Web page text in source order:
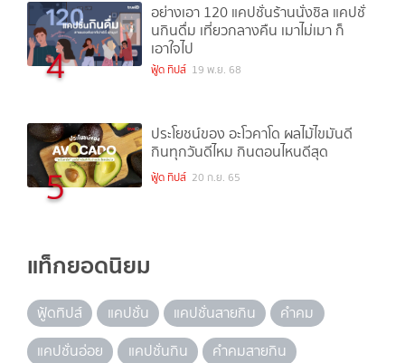
4
อย่างเอา 120 แคปชั่นร้านนั่งชิล แคปชั่
นกินดื่ม เที่ยวกลางคืน เมาไม่เมา ก็
เอาใจไป
ฟู้ด ทิปส์ 19 พ.ย. 68
5
ประโยชน์ของ อะโวคาโด ผลไม้ไขมันดี
กินทุกวันดีไหม กินตอนไหนดีสุด
ฟู้ด ทิปส์ 20 ก.ย. 65
แท็กยอดนิยม
ฟู้ดทิปส์ แคปชั่น แคปชั่นสายกิน
คำคม
แคปชั่นอ่อย
แคปชั่นกิน
คำคมสายกิน